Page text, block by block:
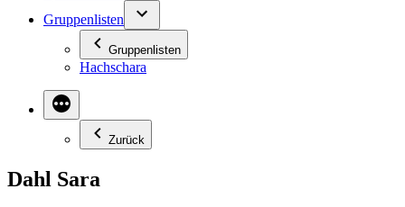
Gruppenlisten
Gruppenlisten
Hachschara
Zurück
Dahl Sara